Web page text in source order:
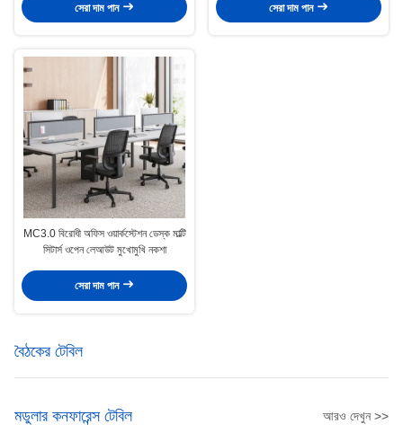
সেরা দাম পান
সেরা দাম পান
MC3.0 বিরোধী অফিস ওয়ার্কস্টেশন ডেস্ক মাল্টি
সিটার্স ওপেন লেআউট মুখোমুখি নকশা
সেরা দাম পান
বৈঠকের টেবিল
মডুলার কনফারেন্স টেবিল আরও দেখুন >>